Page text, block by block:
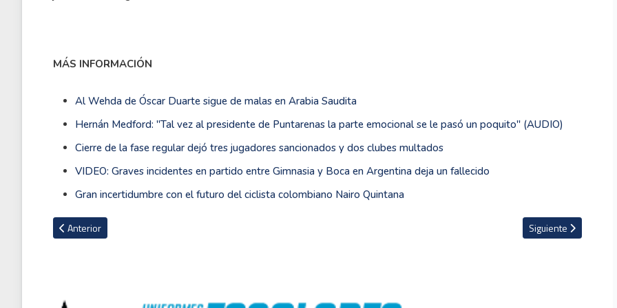
MÁS INFORMACIÓN
Al Wehda de Óscar Duarte sigue de malas en Arabia Saudita
Hernán Medford: ''Tal vez al presidente de Puntarenas la parte emocional se le pasó un poquito'' (AUDIO)
Cierre de la fase regular dejó tres jugadores sancionados y dos clubes multados
VIDEO: Graves incidentes en partido entre Gimnasia y Boca en Argentina deja un fallecido
Gran incertidumbre con el futuro del ciclista colombiano Nairo Quintana
Artículo anterior: VIDEO: El impactante momento en que un policía dispara a camarógrafo durante caos vivido en partido de la Liga
Anterior Artículo siguiente:
Siguiente